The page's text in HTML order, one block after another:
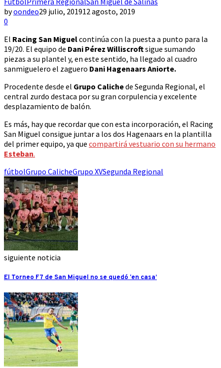
byoondeo29 julio, 201912 agosto, 2019
0
El Racing San Miguelcontinúa con la puesta a punto para la
19/20. El equipo de Dani Pérez Williscroftsigue sumando
piezas a su plantel y, en este sentido, ha llegado al cuadro
sanmiguelero el zaguero Dani Hagenaars Aniorte.
Procedente desde el Grupo Calichede Segunda Regional, el
central zurdo destaca por su gran corpulencia y excelente
desplazamiento de balón.
Es más, hay que recordar que con esta incorporación, el Racing
San Miguel consigue juntar a los dos Hagenaars en la plantilla
del primer equipo, ya que compartirá vestuario con su hermano
Esteban.
fútbolGrupo CalicheGrupo XVSegunda Regional
siguiente noticia
El Torneo F7 de San Miguel no se quedó ‘en casa’